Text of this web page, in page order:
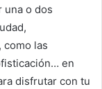
una o dos
las
en
disfrutar con tu